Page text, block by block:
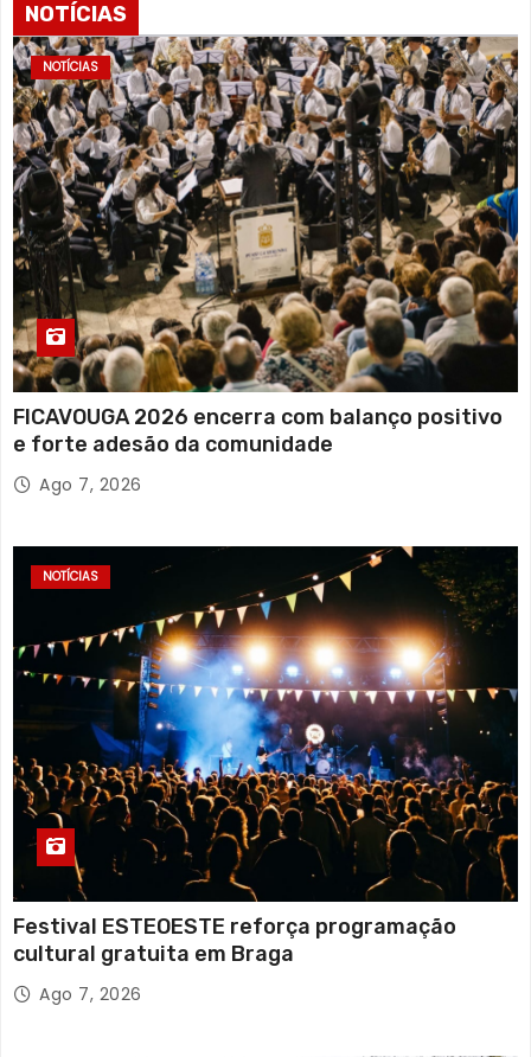
NOTÍCIAS
NOTÍCIAS
FICAVOUGA 2026 encerra com balanço positivo
e forte adesão da comunidade
Ago 7, 2026
NOTÍCIAS
Festival ESTEOESTE reforça programação
cultural gratuita em Braga
Ago 7, 2026